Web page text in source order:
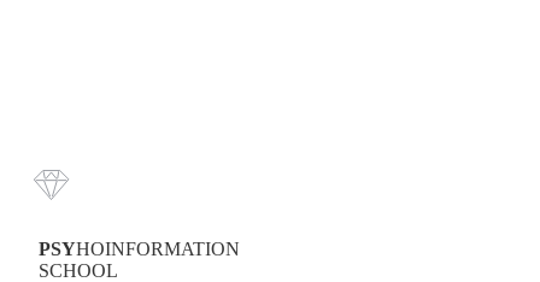
PSYHOINFORMATION
SCHOOL